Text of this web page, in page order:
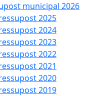
municipal 2026
2025
2024
2023
2022
2021
2020
2019